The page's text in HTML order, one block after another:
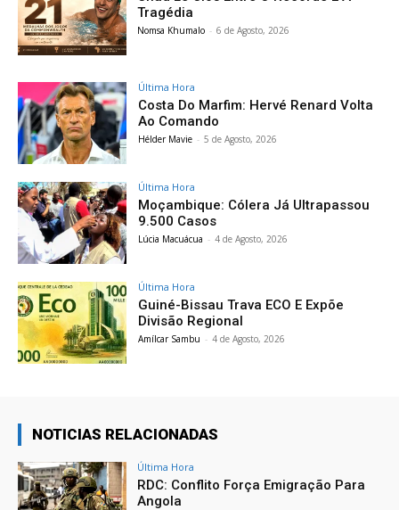
Tragédia
Nomsa Khumalo - 6 de Agosto, 2026
Última Hora
Costa Do Marfim: Hervé Renard Volta
Ao Comando
Hélder Mavie - 5 de Agosto, 2026
Última Hora
Moçambique: Cólera Já Ultrapassou
9.500 Casos
Lúcia Macuácua - 4 de Agosto, 2026
Última Hora
Guiné-Bissau Trava ECO E Expõe
Divisão Regional
Amílcar Sambu - 4 de Agosto, 2026
NOTICIAS RELACIONADAS
Última Hora
RDC: Conflito Força Emigração Para
Angola